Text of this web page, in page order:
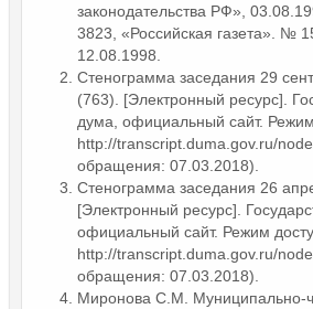
законодательства РФ»,
3823, «Российская газета». №
12.08.1998.
Стенограмма заседания 29
(763). [Электронный ресурс].
дума, официальный сайт.
http://transcript.duma.gov.ru/
обращения: 07.03.2018).
Стенограмма заседания 26
[Электронный ресурс].
официальный сайт. Режим
http://transcript.duma.gov.ru/
обращения: 07.03.2018).
Миронова С.М. Муниципально-